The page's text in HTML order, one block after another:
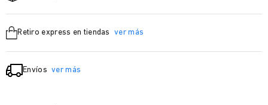
Retiro express en tiendas ver más
Envíos ver más